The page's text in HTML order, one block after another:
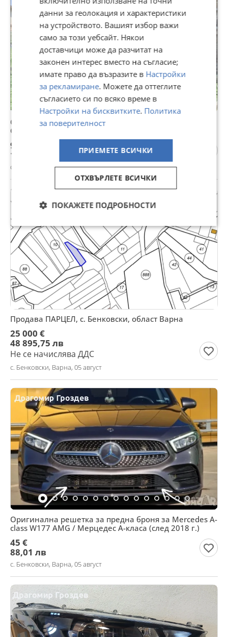
Оригинален спойлер за предна броня за Mercedes
GLC (X253, C253) AMG Face/ Мерцедес Джи Ел Це (19-
90 €
176,02 лв
с. Бенковски, Варна, 05 август
Продава ПАРЦЕЛ, с. Бенковски, област Варна
25 000 €
48 895,75 лв
Не се начислява ДДС
с. Бенковски, Варна, 05 август
Оригинална решетка за предна броня за Mercedes A-
class W177 AMG / Мерцедес А-класа (след 2018 г.)
45 €
88,01 лв
с. Бенковски, Варна, 05 август
данни за геолокация и характеристики
на устройството. Вашият избор важи
само за този уебсайт. Някои
доставчици може да разчитат на
законен интерес вместо на съгласие;
имате право да възразите в Настройки
за рекламиране. Можете да оттеглите
съгласието си по всяко време в
Настройки на бисквитките. Политика
за поверителност
ПРИЕМЕТЕ ВСИЧКИ
ОТХВЪРЛЕТЕ ВСИЧКИ
ПОКАЖЕТЕ ПОДРОБНОСТИ